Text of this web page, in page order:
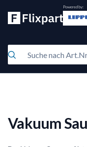
Powered by:
Vakuum